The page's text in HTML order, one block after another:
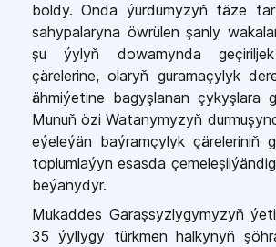
boldy. Onda ýurdumyzyň täze
sahypalaryna öwrülen şanly
şu ýylyň dowamynda
çärelerine, olaryň guramaçylyk
ähmiýetine bagyşlanan çykyşlara
Munuň özi Watanymyzyň
eýeleýän baýramçylyk çäreleriniň
toplumlaýyn esasda
beýanydyr.
Mukaddes Garaşsyzlygymyzyň
35 ýyllygy türkmen halkynyň